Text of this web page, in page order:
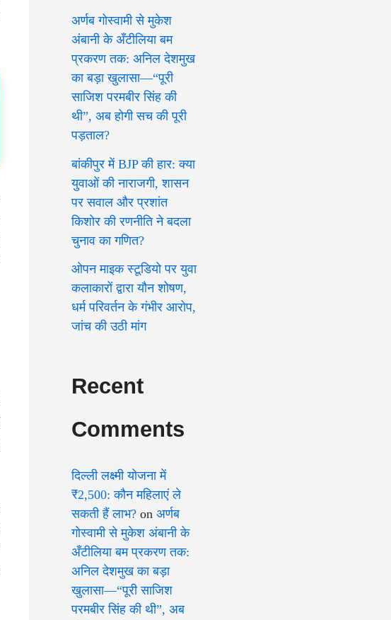
अर्णब गोस्वामी से मुकेश
अंबानी के अँटीलिया बम
प्रकरण तक: अनिल देशमुख
का बड़ा खुलासा—“पूरी
साजिश परमबीर सिंह की
थी”, अब होगी सच की पूरी
पड़ताल?
बांकीपुर में BJP की हार: क्या
युवाओं की नाराजगी, शासन
पर सवाल और प्रशांत
किशोर की रणनीति ने बदला
चुनाव का गणित?
ओपन माइक स्टूडियो पर युवा
कलाकारों द्वारा यौन शोषण,
धर्म परिवर्तन के गंभीर आरोप,
जांच की उठी मांग
Recent
Comments
दिल्ली लक्ष्मी योजना में
₹2,500: कौन महिलाएं ले
सकती हैं लाभ? on अर्णब
गोस्वामी से मुकेश अंबानी के
अँटीलिया बम प्रकरण तक:
अनिल देशमुख का बड़ा
खुलासा—“पूरी साजिश
परमबीर सिंह की थी”, अब